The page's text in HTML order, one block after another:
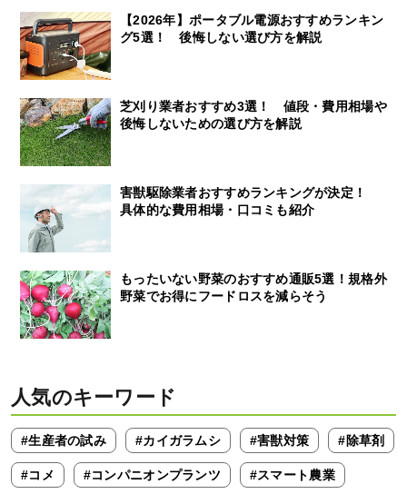
【2026年】ポータブル電源おすすめランキン
グ5選！ 後悔しない選び方を解説
芝刈り業者おすすめ3選！ 値段・費用相場や
後悔しないための選び方を解説
害獣駆除業者おすすめランキングが決定！
具体的な費用相場・口コミも紹介
もったいない野菜のおすすめ通販5選！規格外
野菜でお得にフードロスを減らそう
人気のキーワード
#生産者の試み #カイガラムシ #害獣対策 #除草剤
#コメ #コンパニオンプランツ #スマート農業